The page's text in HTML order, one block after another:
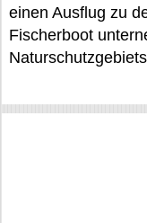
einen Ausflug zu
Fischerboot